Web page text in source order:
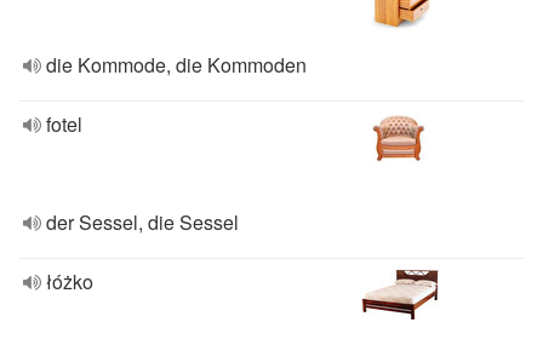
die Kommode, die Kommoden
fotel
der Sessel, die Sessel
łóżko